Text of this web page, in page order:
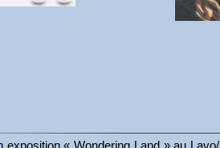
exposition « Wondering Land » au